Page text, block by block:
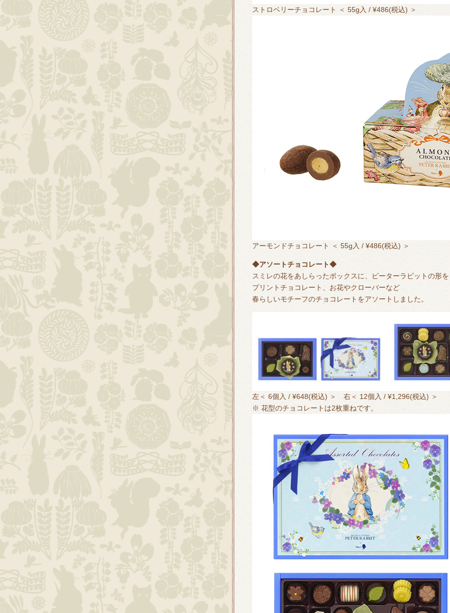
ストロベリーチョコレート ＜ 55g入 / ¥486(税込) ＞
アーモンドチョコレート ＜ 55g入 / ¥486(税込) ＞
◆アソートチョコレート◆
スミレの花をあしらったボックスに、ピーターラビットの形
プリントチョコレート、お花やクローバーなど
春らしいモチーフのチョコレートをアソートしました。
左＜ 6個入 / ¥648(税込) ＞ 右＜ 12個入 / ¥1,296(税込) ＞
※ 花型のチョコレートは2枚重ねです。